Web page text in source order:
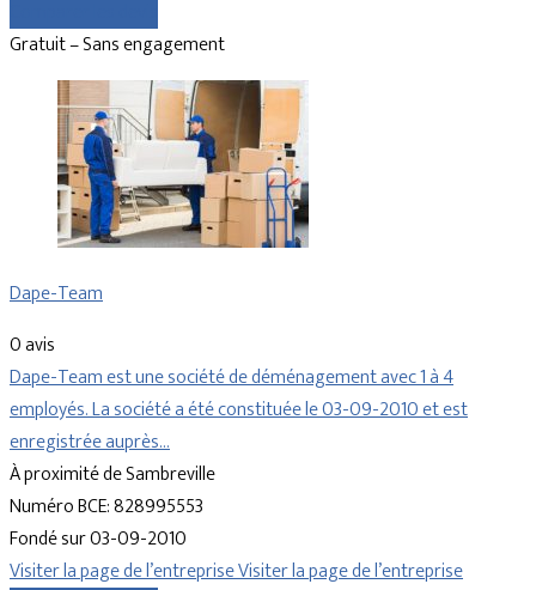
Gratuit – Sans engagement
Dape-Team
0 avis
Dape-Team est une société de déménagement avec 1 à 4
employés. La société a été constituée le 03-09-2010 et est
enregistrée auprès…
À proximité de Sambreville
Numéro BCE: 828995553
Fondé sur 03-09-2010
Visiter la page de l’entrepriseVisiter la page de l’entreprise